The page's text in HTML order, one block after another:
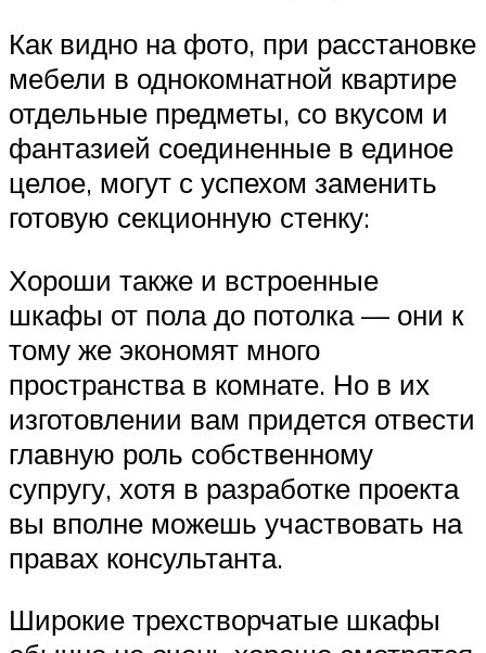
Как видно на фото, при расстановке
мебели в однокомнатной квартире
отдельные предметы, со вкусом и
фантазией соединенные в единое
целое, могут с успехом заменить
готовую секционную стенку:
Хороши также и встроенные
шкафы от пола до потолка — они к
тому же экономят много
пространства в комнате. Но в их
изготовлении вам придется отвести
главную роль собственному
супругу, хотя в разработке проекта
вы вполне можешь участвовать на
правах консультанта.
Широкие трехстворчатые шкафы